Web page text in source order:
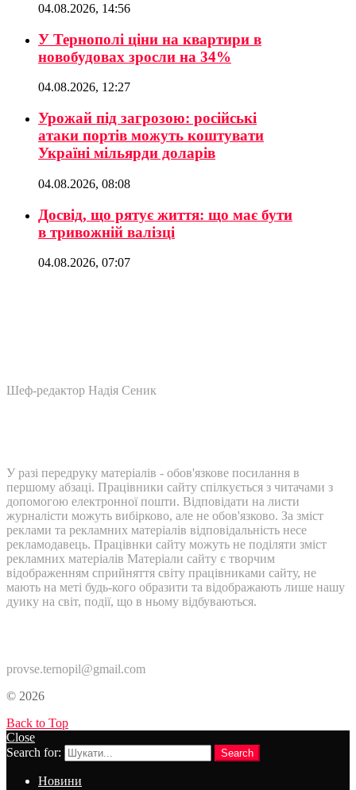
04.08.2026, 14:56
У Тернополі ціни на квартири в
новобудовах зросли на 34%
04.08.2026, 12:27
Урожай під загрозою: російські
атаки портів можуть коштувати
Україні мільярди доларів
04.08.2026, 08:08
Досвід, що рятує життя: що має бути
в тривожній валізці
04.08.2026, 07:07
Шеф-редактор Надія Сеник
У разі передруку матеріалів - обов'язкове посилання в
першому абзаці. Працівники сайту спілкується з читачами з
допомогою електронної пошти. Відповідати на листи
журналісти можуть вибірково, але не обов'язково. За зміст
реклами та рекламних матеріалів відповідальність несе
рекламодавець. Працівнки сайту можуть не поділяти зміст
рекламних матеріалів Матеріали сайту є творчим
відображенням сприйняття світу працівниками сайту, не
мають на меті будь-кого образити та відображають лише нашу
дуику на світ, події, що в ньому відбуваються.
provse.ternopil@gmail.com
© 2026
Back to Top
Close
Search for:
Search
Новини